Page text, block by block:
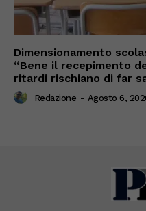
Dimensionamento
“Bene il recepimento
ritardi rischiano di far
Redazione - Agosto 6,